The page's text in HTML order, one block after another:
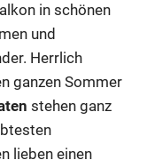
in schönen
und
Herrlich
ganzen Sommer
stehen ganz
lieben einen